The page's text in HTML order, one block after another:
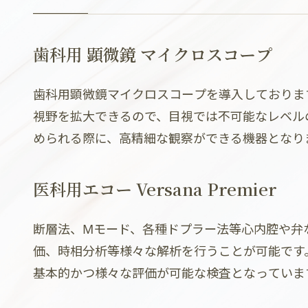
歯科用 顕微鏡 マイクロスコープ
歯科用顕微鏡マイクロスコープを導入しており
視野を拡大できるので、目視では不可能なレベ
められる際に、高精細な観察ができる機器となり
医科用エコー Versana Premier
断層法、Mモード、各種ドプラー法等心内腔や
価、時相分析等様々な解析を行うことが可能で
基本的かつ様々な評価が可能な検査となっていま